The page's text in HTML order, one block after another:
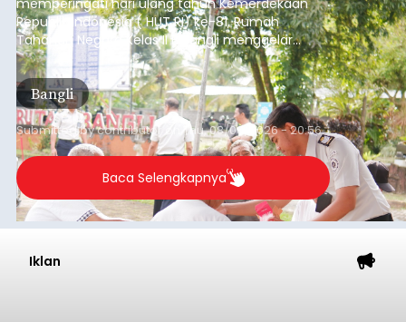
Republik Indonesia ( HUT RI) ke-81, Rumah
Tahanan Negara Kelas II B Bangli menggelar
kegiatan pemeriksaan kesehatan gratis, Rabu
(6/8/2026).
Bangli
Submitted bycontributor Thu, 08/06/2026 - 20:56
Baca Selengkapnya
Iklan